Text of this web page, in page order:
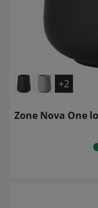
+2
Zone Nova One